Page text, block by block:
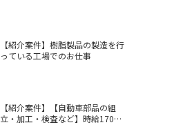
【紹介案件】樹脂製品の製造を行
っている工場でのお仕事
【紹介案件】【自動車部品の組
立・加工・検査など】時給1700